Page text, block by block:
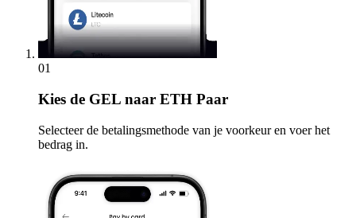
01
Kies de GEL naar ETH Paar
Selecteer de betalingsmethode van je voorkeur en voer het
bedrag in.